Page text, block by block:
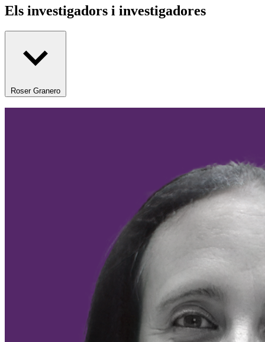
Els investigadors i investigadores
Roser Granero